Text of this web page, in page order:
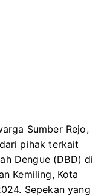
Sumber Rejo,
pihak terkait
Dengue (DBD) di
Kemiling, Kota
Sepekan yang